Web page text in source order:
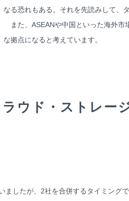
なる恐れもある。それを先読みして、
また、ASEANや中国といった海外市
な拠点になると考えています。
ウド・ストレー
ましたが、2社を合併するタイミングで